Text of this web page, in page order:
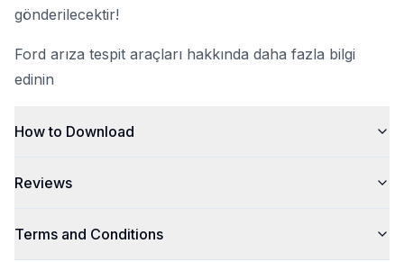
gönderilecektir!
Ford arıza tespit araçları hakkında daha fazla bilgi
edinin
How to Download
Reviews
Terms and Conditions